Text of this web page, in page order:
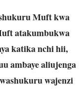
Muft kwa
atakumbukwa
katika nchi hii,
ambaye aliujenga
wajenzi